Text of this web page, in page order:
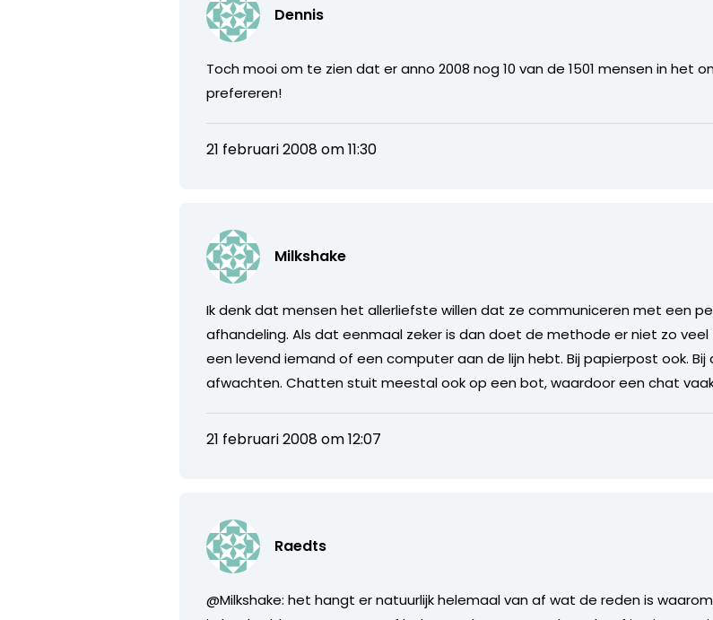
Dennis
Toch mooi om te zien dat er anno 2008 nog 10 van de 1501 mensen in het
prefereren!
21 februari 2008 om 11:30
Milkshake
Ik denk dat mensen het allerliefste willen dat ze communiceren met een
afhandeling. Als dat eenmaal zeker is dan doet de methode er niet zo
een levend iemand of een computer aan de lijn hebt. Bij papierpost ook.
afwachten. Chatten stuit meestal ook op een bot, waardoor een chat
21 februari 2008 om 12:07
Raedts
@Milkshake: het hangt er natuurlijk helemaal van af wat de reden is